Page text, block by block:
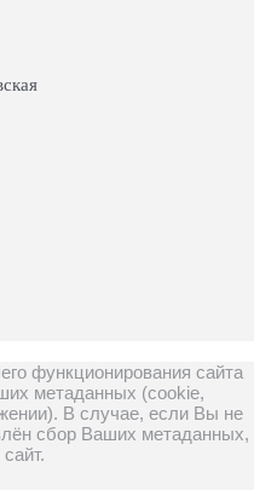
функционирования сайта
метаданных (cookie,
В случае, если Вы не
сбор Ваших метаданных,